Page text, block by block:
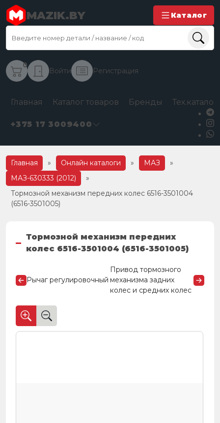
MAZIK.BY Каталог
0
Войти Регистрация
Главная Каталог товаров Бренды
+375 17 3009400
Главная » Онлайн каталоги » МАЗ
»
МАЗ-630333 (2012)
»
Тормозной механизм передних колес 6516-3501004
(6516-3501005)
Тормозной механизм передних
колес 6516-3501004 (6516-3501005)
Рычаг регулировочный
Привод тормозного
механизма задних
колес и средних колес